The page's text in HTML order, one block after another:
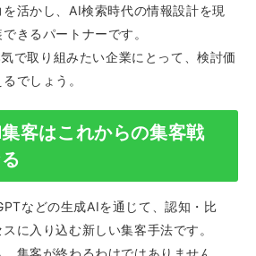
活かし、AI検索時代の情報設計を現
きるパートナーです。
で取り組みたい企業にとって、検討価
でしょう。
客はこれからの集客戦
などの生成AIを通じて、認知・比
に入り込む新しい集客手法です。
集客が終わるわけではありません。